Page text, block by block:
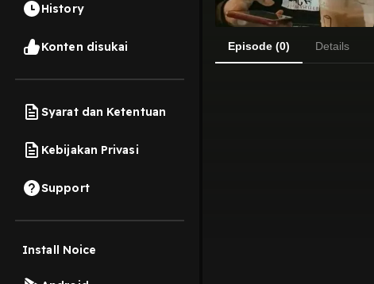
History
Konten disukai
Syarat dan Ketentuan
Kebijakan Privasi
Support
Install Noice
Episode (0) Details